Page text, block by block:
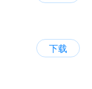
下载